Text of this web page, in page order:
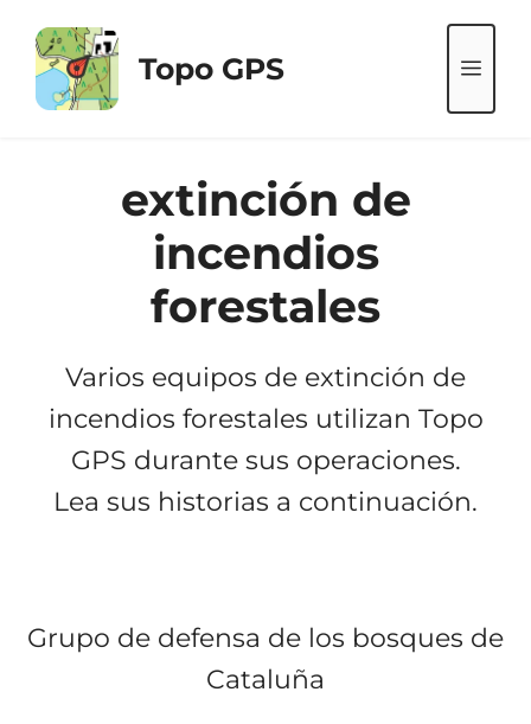
contenido
Topo GPS
extinción de
incendios
forestales
Varios equipos de extinción de
incendios forestales utilizan Topo
GPS durante sus operaciones.
Lea sus historias a continuación.
Grupo de defensa de los bosques de
Cataluña